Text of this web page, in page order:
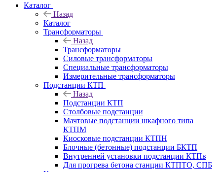
Каталог
Назад
Каталог
Трансформаторы
Назад
Трансформаторы
Силовые трансформаторы
Специальные трансформаторы
Измерительные трансформаторы
Подстанции КТП
Назад
Подстанции КТП
Столбовые подстанции
Мачтовые подстанции шкафного типа
КТПМ
Киосковые подстанции КТПН
Блочные (бетонные) подстанции БКТП
Внутренней установки подстанции КТПв
Для прогрева бетона станции КТПТО, СПБ